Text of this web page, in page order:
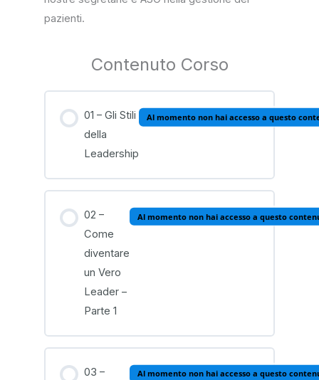
pazienti.
Contenuto Corso
01 – Gli Stili
della
Leadership
Al momento non hai accesso a questo
02 –
Come
diventare
un Vero
Leader –
Parte 1
Al momento non hai accesso a questo
03 –
Al momento non hai accesso a questo